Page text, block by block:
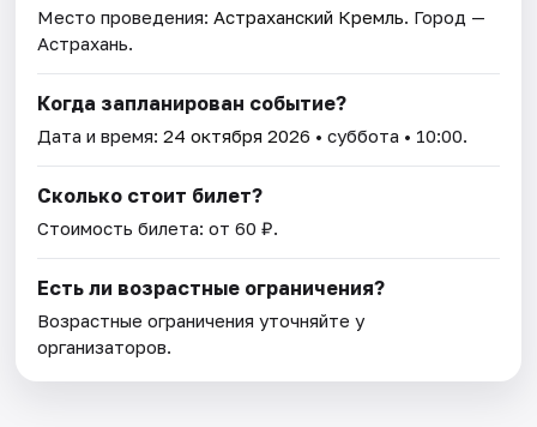
Место проведения:Астраханский Кремль. Город —
Астрахань.
Когда запланирован событие?
Дата и время:24 октября 2026 • суббота • 10:00.
Сколько стоит билет?
Стоимость билета: от 60 ₽.
Есть ли возрастные ограничения?
Возрастные ограничения уточняйте у
организаторов.